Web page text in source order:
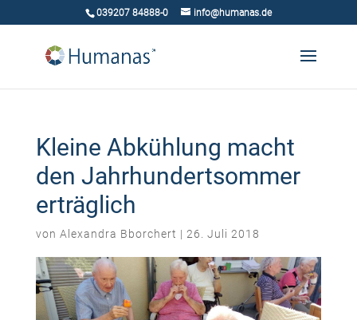
039207 84888-0 info@humanas.de
Kleine Abkühlung macht
den Jahrhundertsommer
erträglich
von Alexandra Bborchert | 26. Juli 2018